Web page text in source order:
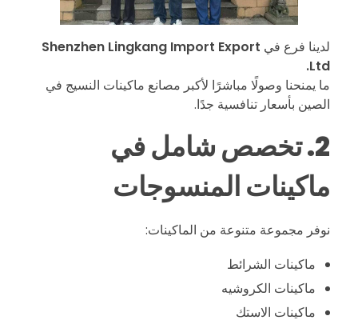
ت
ب
ر
أ
ح
د
لدينا فرع في Shenzhen Lingkang Import Export
Ltd.
ما يمنحنا وصولًا مباشرًا لأكبر مصانع ماكينات النسيج في
الصين بأسعار تنافسية جدًا.
2. تخصص شامل في
ماكينات المنسوجات
نوفر مجموعة متنوعة من الماكينات:
ماكينات الشرائط
ماكينات الكروشيه
ماكينات الاستك